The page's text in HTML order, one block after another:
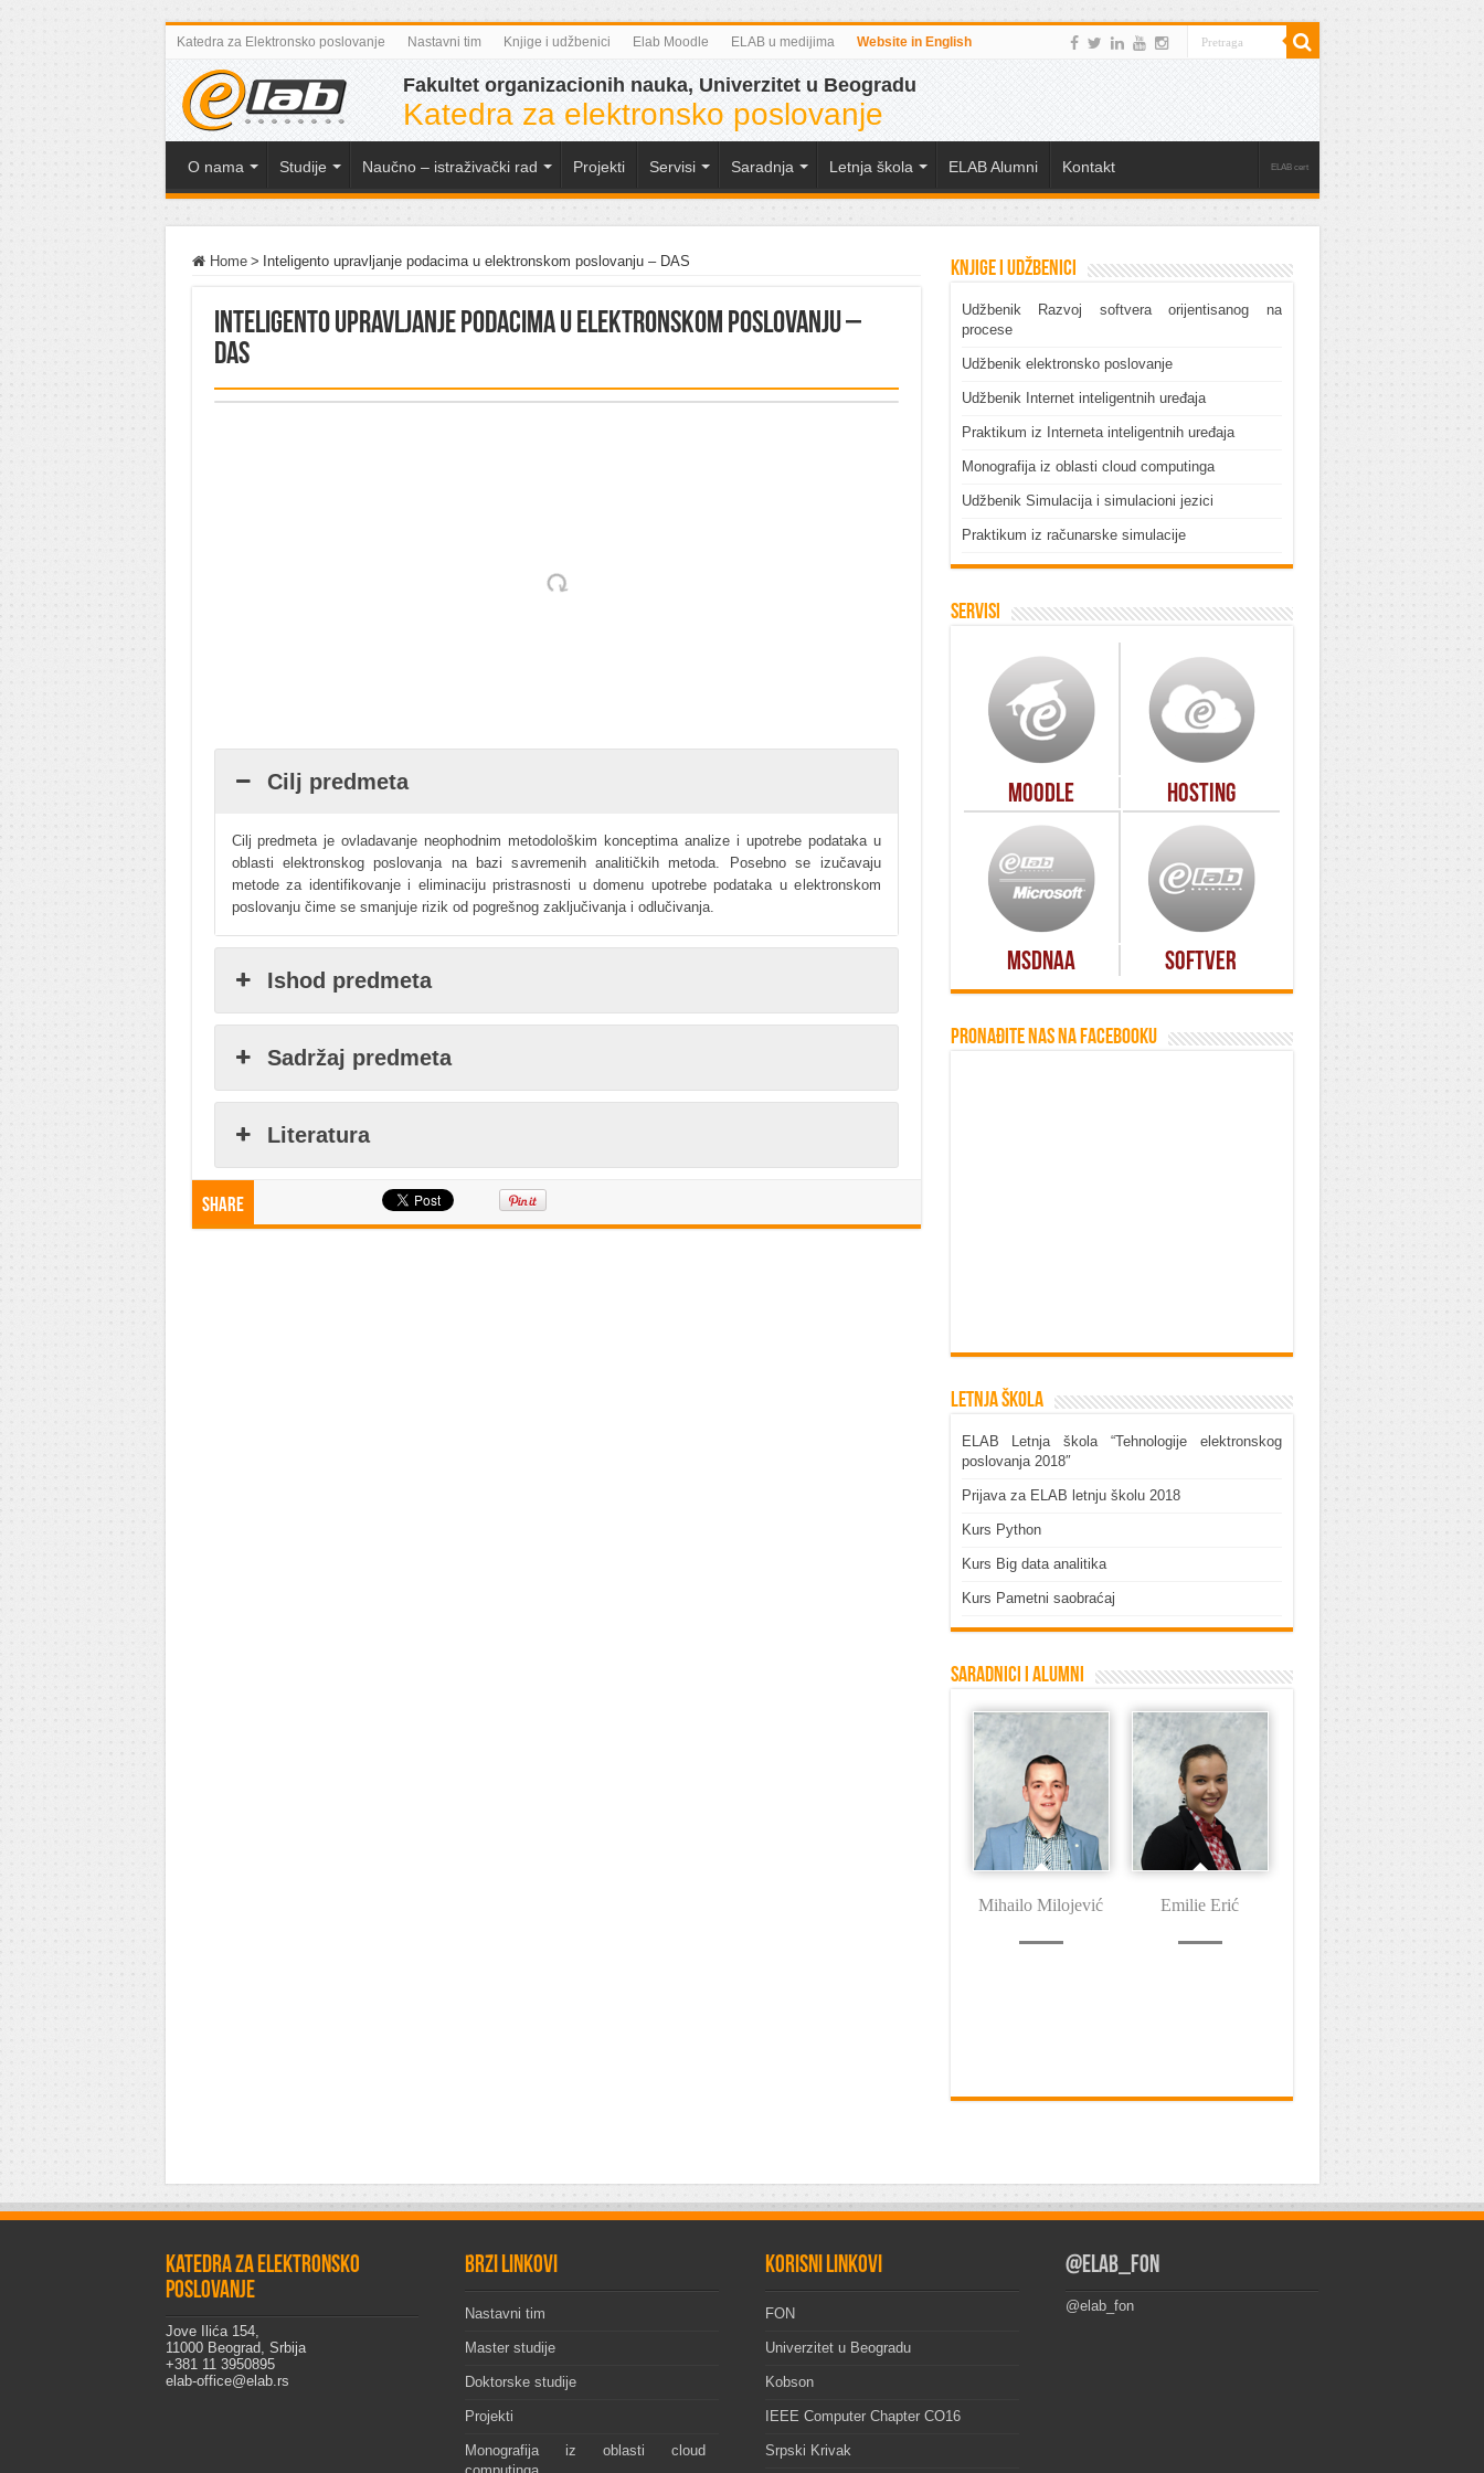
Katedra za Elektronsko poslovanje Nastavni tim Knjige i udžbenici Elab Moodle ELAB u medijima Website in English
Fakultet organizacionih nauka, Univerzitet u Beogradu
Katedra za elektronsko poslovanje
O nama Studije Naučno – istraživački rad Projekti Servisi Saradnja Letnja škola ELAB Alumni Kontakt ELAB cert
Home > Inteligento upravljanje podacima u elektronskom poslovanju – DAS
Inteligento upravljanje podacima u elektronskom poslovanju –
DAS
Cilj predmeta
Cilj predmeta je ovladavanje neophodnim metodološkim konceptima analize i upotrebe podataka u
oblasti elektronskog poslovanja na bazi savremenih analitičkih metoda. Posebno se izučavaju
metode za identifikovanje i eliminaciju pristrasnosti u domenu upotrebe podataka u elektronskom
poslovanju čime se smanjuje rizik od pogrešnog zaključivanja i odlučivanja.
Ishod predmeta
Sadržaj predmeta
Literatura
Share
Knjige i udžbenici
Udžbenik Razvoj softvera orijentisanog na
procese
Udžbenik elektronsko poslovanje
Udžbenik Internet inteligentnih uređaja
Praktikum iz Interneta inteligentnih uređaja
Monografija iz oblasti cloud computinga
Udžbenik Simulacija i simulacioni jezici
Praktikum iz računarske simulacije
Servisi
Moodle Hosting
MSDNAA Softver
Pronađite nas na Facebooku
Letnja škola
ELAB Letnja škola “Tehnologije elektronskog
poslovanja 2018″
Prijava za ELAB letnju školu 2018
Kurs Python
Kurs Big data analitika
Kurs Pametni saobraćaj
Saradnici i Alumni
Mihailo Milojević Emilie Erić
Katedra za elektronsko
poslovanje
Jove Ilića 154,
11000 Beograd, Srbija
+381 11 3950895
elab-office@elab.rs
Brzi linkovi
Nastavni tim
Master studije
Doktorske studije
Projekti
Monografija iz oblasti cloud
Korisni linkovi
FON
Univerzitet u Beogradu
Kobson
IEEE Computer Chapter CO16
Srpski Krivak
@elab_fon
@elab_fon